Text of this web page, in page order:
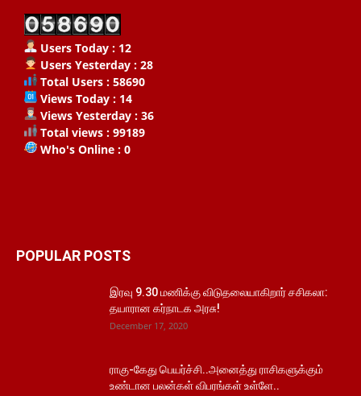
Users Today : 12
Users Yesterday : 28
Total Users : 58690
Views Today : 14
Views Yesterday : 36
Total views : 99189
Who's Online : 0
POPULAR POSTS
இரவு 9.30 மணிக்கு விடுதலையாகிறார் சசிகலா:
தயாரான கர்நாடக அரசு!
December 17, 2020
ராகு-கேது பெயர்ச்சி..அனைத்து ராசிகளுக்கும்
உண்டான பலன்கள் விபரங்கள் உள்ளே..